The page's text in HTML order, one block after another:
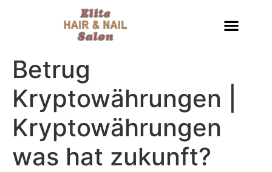
Betrug
Kryptowährungen |
Kryptowährungen
was hat zukunft?